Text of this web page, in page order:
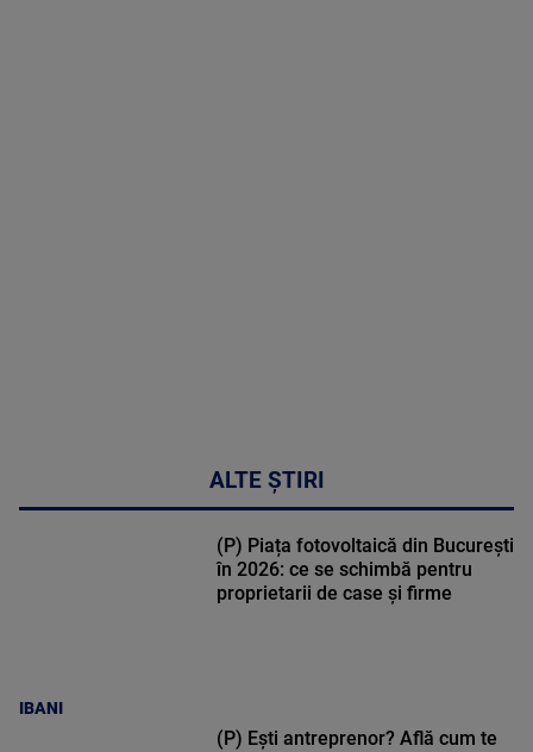
ALTE ȘTIRI
IBANI
(P) Piața fotovoltaică din București
în 2026: ce se schimbă pentru
proprietarii de case și firme
(P) Ești antreprenor? Află cum te